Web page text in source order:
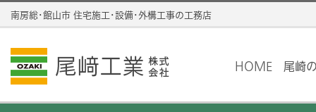
南房総･館山市 住宅施工･設備･外構工事の工務店
HOME 尾崎